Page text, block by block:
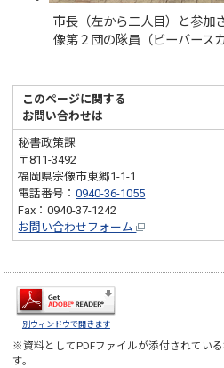
市長（左から二人目）と参加
像第２団の隊員（ビーバース
このページに関する
お問い合わせは
秘書政策課
〒811-3492
福岡県宗像市東郷1-1-1
電話番号：0940-36-1055
Fax：0940-37-1242
お問い合わせフォーム
別ウィンドウで開きます
※資料としてPDFファイルが添付されてい
す。